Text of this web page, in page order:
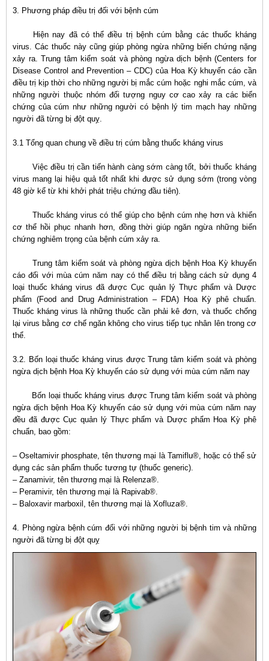
3. Phương pháp điều trị đối với bệnh cúm
Hiện nay đã có thể điều trị bệnh cúm bằng các thuốc kháng
virus. Các thuốc này cũng giúp phòng ngừa những biến chứng nặng
xảy ra. Trung tâm kiểm soát và phòng ngừa dịch bệnh (Centers for
Disease Control and Prevention – CDC) của Hoa Kỳ khuyến cáo cần
điều trị kịp thời cho những người bị mắc cúm hoặc nghi mắc cúm, và
những người thuộc nhóm đối tượng nguy cơ cao xảy ra các biến
chứng của cúm như những người có bệnh lý tim mạch hay những
người đã từng bị đột quỵ.
3.1 Tổng quan chung về điều trị cúm bằng thuốc kháng virus
Việc điều trị cần tiến hành càng sớm càng tốt, bởi thuốc kháng
virus mang lại hiệu quả tốt nhất khi được sử dụng sớm (trong vòng
48 giờ kể từ khi khởi phát triệu chứng đầu tiên).
Thuốc kháng virus có thể giúp cho bệnh cúm nhẹ hơn và khiến
cơ thể hồi phục nhanh hơn, đồng thời giúp ngăn ngừa những biến
chứng nghiêm trọng của bệnh cúm xảy ra.
Trung tâm kiểm soát và phòng ngừa dịch bệnh Hoa Kỳ khuyến
cáo đối với mùa cúm năm nay có thể điều trị bằng cách sử dụng 4
loại thuốc kháng virus đã được Cục quản lý Thực phẩm và Dược
phẩm (Food and Drug Administration – FDA) Hoa Kỳ phê chuẩn.
Thuốc kháng virus là những thuốc cần phải kê đơn, và thuốc chống
lại virus bằng cơ chế ngăn không cho virus tiếp tục nhân lên trong cơ
thể.
3.2. Bốn loại thuốc kháng virus được Trung tâm kiểm soát và phòng
ngừa dịch bệnh Hoa Kỳ khuyến cáo sử dụng với mùa cúm năm nay
Bốn loại thuốc kháng virus được Trung tâm kiểm soát và phòng
ngừa dịch bệnh Hoa Kỳ khuyến cáo sử dụng với mùa cúm năm nay
đều đã được Cục quản lý Thực phẩm và Dược phẩm Hoa Kỳ phê
chuẩn, bao gồm:
– Oseltamivir phosphate, tên thương mại là Tamiflu®, hoặc có thể sử
dụng các sản phẩm thuốc tương tự (thuốc generic).
– Zanamivir, tên thương mại là Relenza®.
– Peramivir, tên thương mại là Rapivab®.
– Baloxavir marboxil, tên thương mại là Xofluza®.
4. Phòng ngừa bệnh cúm đối với những người bị bệnh tim và những
người đã từng bị đột quỵ